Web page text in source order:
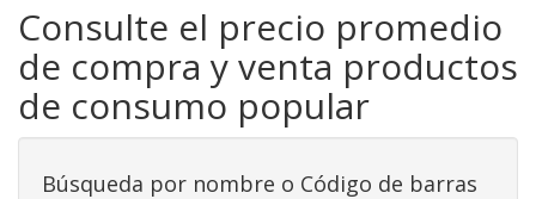
Consulte el precio promedio
de compra y venta productos
de consumo popular
Búsqueda por nombre o Código de barras